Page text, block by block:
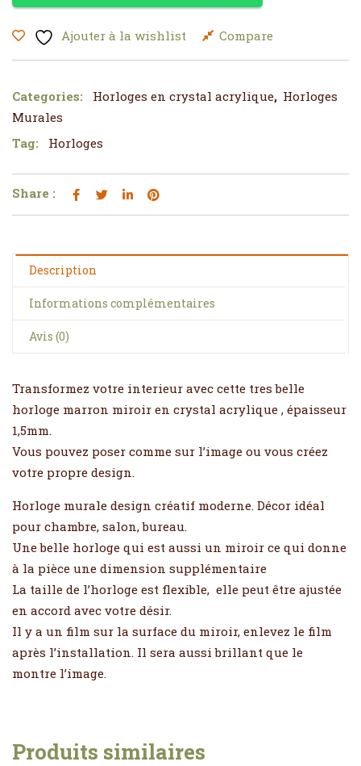
Ajouter à la wishlist Compare
Categories: Horloges en crystal acrylique, Horloges
Murales
Tag:
Horloges
Share :
Description
Informations complémentaires
Avis (0)
Transformez votre interieur avec cette tres belle
horloge marron miroir en crystal acrylique , épaisseur
1,5mm.
Vous pouvez poser comme sur l’image ou vous créez
votre propre design.
Horloge murale design créatif moderne. Décor idéal
pour chambre, salon, bureau.
Une belle horloge qui est aussi un miroir ce qui donne
à la pièce une dimension supplémentaire
La taille de l’horloge est flexible, elle peut être ajustée
en accord avec votre désir.
Il y a un film sur la surface du miroir, enlevez le film
après l’installation. Il sera aussi brillant que le
montre l’image.
Produits similaires